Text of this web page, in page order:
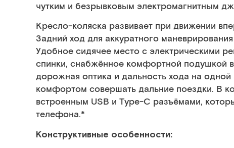
чутким и безрывковым электромагнитным
Кресло-коляска развивает при движении
Задний ход для аккуратного
Удобное сидячее место с электрическими
спинки, снабжённое комфортной подушкой
дорожная оптика и дальность хода на
комфортом совершать дальние поездки. В
встроенным USB и Type-C разъёмами,
телефона.*
Конструктивные особенности: